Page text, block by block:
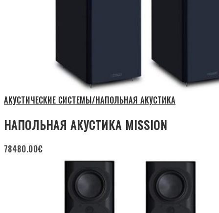
АКУСТИЧЕСКИЕ СИСТЕМЫ/НАПОЛЬНАЯ АКУСТИКА
НАПОЛЬНАЯ АКУСТИКА MISSION
78480.00€